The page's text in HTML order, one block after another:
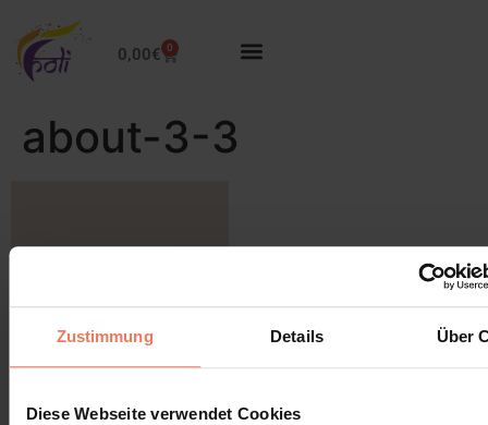
Zustimmung Details Über
Diese Webseite verwendet Cookies
0,00€ 0
about-3-3
Lascia un commento